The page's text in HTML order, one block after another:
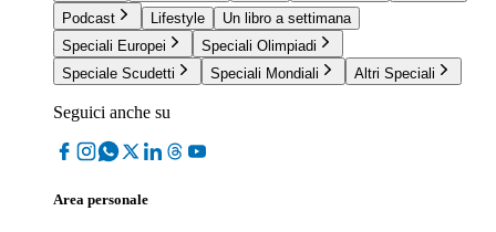
Podcast
Lifestyle
Un libro a settimana
Speciali Europei
Speciali Olimpiadi
Speciale Scudetti
Speciali Mondiali Altri Speciali
Seguici anche su
Area personale